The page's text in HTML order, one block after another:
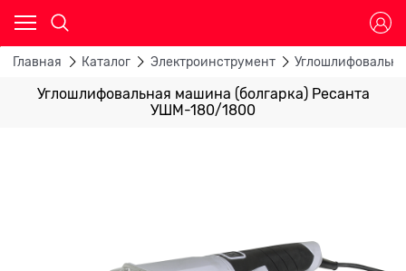
Главная Каталог Электроинструмент
Углошлифовальная машина (болгарка) Ресанта
УШМ-180/1800